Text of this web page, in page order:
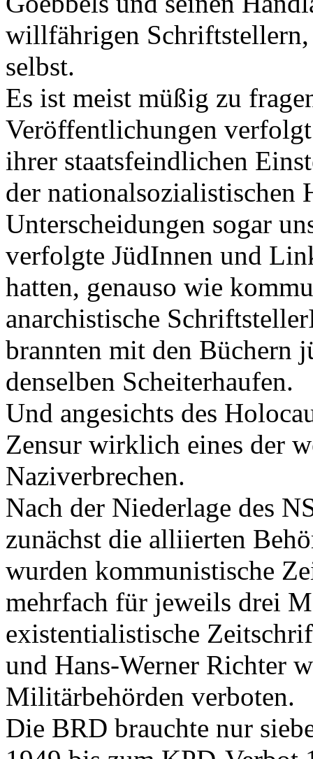
willfährigen
selbst.
Es ist meist müßig zu
Veröffentlichungen
ihrer staatsfeindlichen
der nationalsozialistischen
Unterscheidungen sogar
verfolgte JüdInnen und
hatten, genauso wie
anarchistische
brannten mit den Büchern
denselben Scheiterhaufen.
Und angesichts des
Zensur wirklich eines der
Naziverbrechen.
Nach der Niederlage des
zunächst die alliierten
wurden kommunistische
mehrfach für jeweils drei
existentialistische
und Hans-Werner Richter
Militärbehörden verboten.
Die BRD brauchte nur